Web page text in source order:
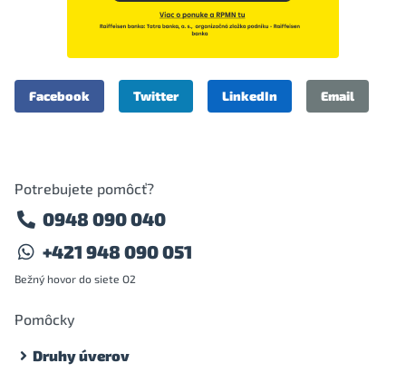
Facebook Twitter LinkedIn Email
Potrebujete pomôcť?
0948 090 040
+421 948 090 051
Bežný hovor do siete O2
Pomôcky
Druhy úverov